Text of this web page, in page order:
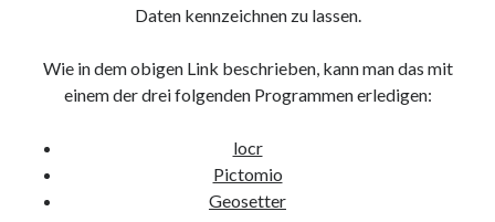
Daten kennzeichnen zu lassen.
Wie in dem obigen Link beschrieben, kann man das mit
einem der drei folgenden Programmen erledigen:
locr
Pictomio
Geosetter